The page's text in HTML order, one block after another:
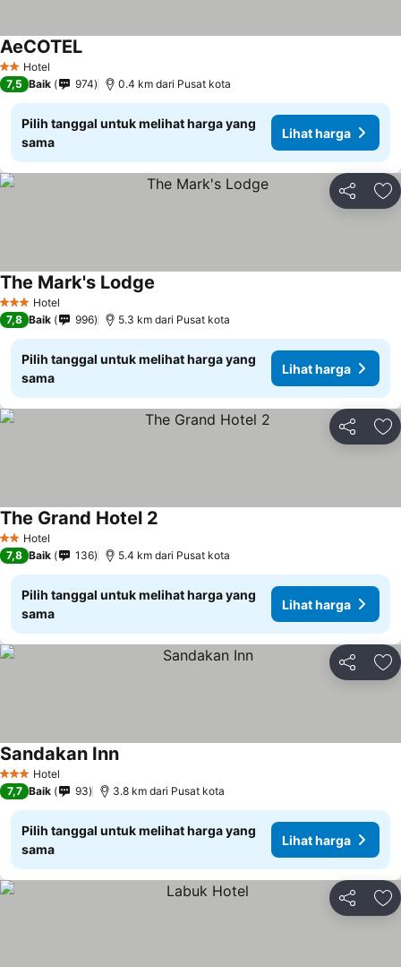
2 Bintang
Hotel
AeCOTELLihat harga
7,5 Baik 974 0.4 km dari Pusat kota
Pilih tanggal untuk melihat harga yang
sama
Lihat harga
Bagikan
3 BintangHotel
The Mark's Lodge
7,8 Baik 996 5.3 km dari Pusat kota
Pilih tanggal untuk melihat harga yang
sama
Lihat harga
Bagikan
2 Bintang
Hotel
The Grand Hotel 2
7,8 Baik 136 5.4 km dari Pusat kota
Pilih tanggal untuk melihat harga yang
sama
Lihat harga
Bagikan
3 BintangHotel
Sandakan InnLihat harga
7,7 Baik 93 3.8 km dari Pusat kota
Pilih tanggal untuk melihat harga yang
sama
Lihat harga
Bagikan